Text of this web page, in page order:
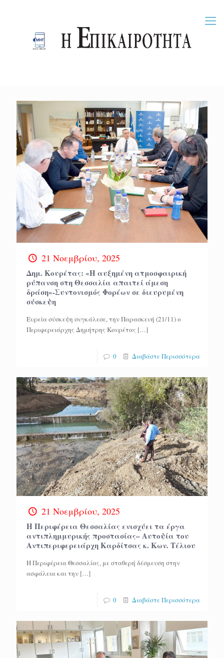
21 Νοεμβρίου, 2025
Δημ. Κουρέτας: «Η αυξημένη ατμοσφαιρική
ρύπανση στη Θεσσαλία απαιτεί άμεση
δράση»-Συντονισμός Φορέων σε διευρυμένη
σύσκεψη
Ευρεία σύσκεψη συγκάλεσε, την Παρασκευή (21/11) ο
Περιφερειάρχης Δημήτρης Κουρέτας […]
0 Διαβάστε Περισσότερα
21 Νοεμβρίου, 2025
Η Περιφέρεια Θεσσαλίας ενισχύει τα έργα
αντιπλημμυρικής προστασίας– Αυτοψία του
Αντιπεριφερειάρχη Καρδίτσας κ. Κων. Τέλιου
Η Περιφέρεια Θεσσαλίας, με σταθερή δέσμευση στην
ασφάλεια και την […]
0 Διαβάστε Περισσότερα